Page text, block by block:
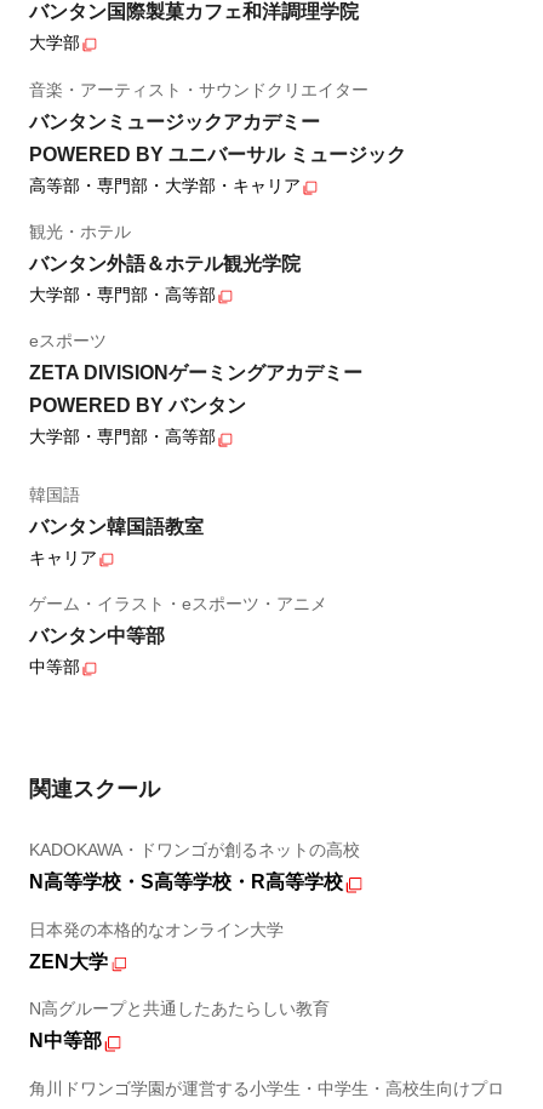
バンタン国際製菓カフェ和洋調理学院
大学部
音楽・アーティスト・サウンドクリエイター
バンタンミュージックアカデミー
POWERED BY ユニバーサル ミュージック
高等部・専門部・大学部・キャリア
観光・ホテル
バンタン外語＆ホテル観光学院
大学部・専門部・高等部
eスポーツ
ZETA DIVISIONゲーミングアカデミー
POWERED BY バンタン
大学部・専門部・高等部
韓国語
バンタン韓国語教室
キャリア
ゲーム・イラスト・eスポーツ・アニメ
バンタン中等部
中等部
関連スクール
KADOKAWA・ドワンゴが創るネットの高校
N高等学校・S高等学校・R高等学校
日本発の本格的なオンライン大学
ZEN大学
N高グループと共通したあたらしい教育
N中等部
角川ドワンゴ学園が運営する小学生・中学生・高校生向けプロ